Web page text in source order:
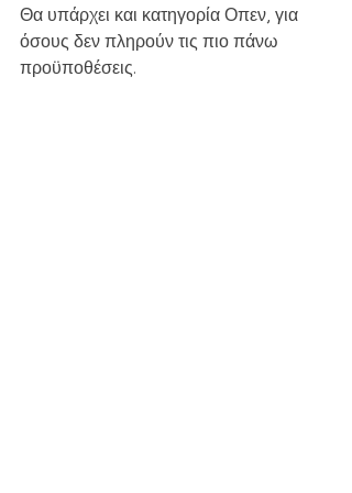
Θα υπάρχει και κατηγορία Οπεν, για
όσους δεν πληρούν τις πιο πάνω
προϋποθέσεις.